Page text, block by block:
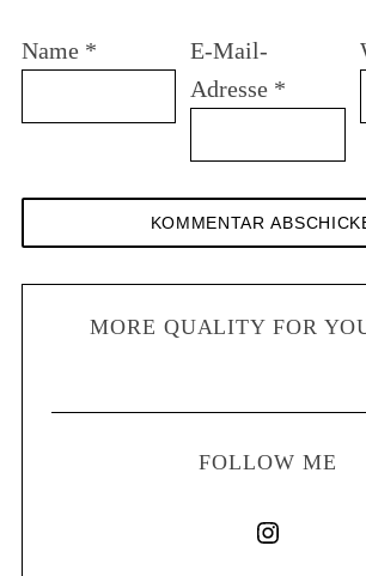
Name *
E-Mail-
Adresse *
MORE QUALITY FOR
FOLLOW ME